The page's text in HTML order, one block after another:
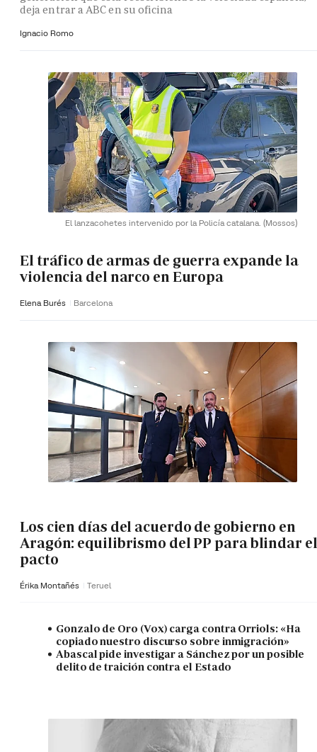
deja entrar a ABC en su oficina
Ignacio Romo
El lanzacohetes intervenido por la Policía catalana. (Mossos)
El tráfico de armas de guerra expande la
violencia del narco en Europa
Elena Burés Barcelona
Los cien días del acuerdo de gobierno en
Aragón: equilibrismo del PP para blindar el
pacto
Érika Montañés Teruel
Gonzalo de Oro (Vox) carga contra Orriols: «Ha
copiado nuestro discurso sobre inmigración»
Abascal pide investigar a Sánchez por un posible
delito de traición contra el Estado